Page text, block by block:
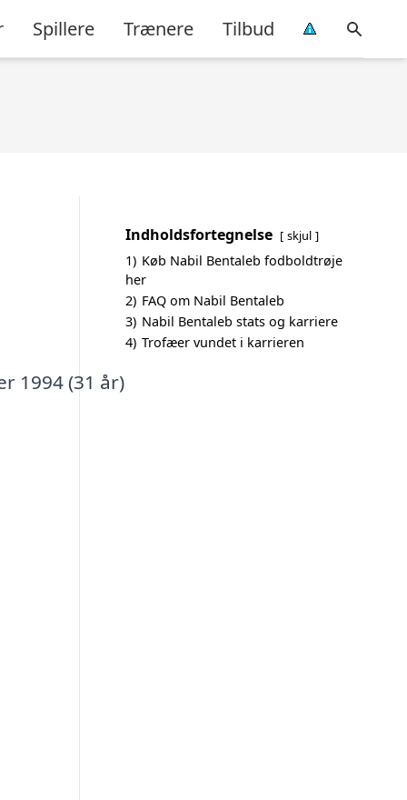
Spillere Trænere Tilbud
1994 (31 år)
Indholdsfortegnelse skjul
1) Køb Nabil Bentaleb fodboldtrøje
her
2) FAQ om Nabil Bentaleb
3) Nabil Bentaleb stats og karriere
4) Trofæer vundet i karrieren